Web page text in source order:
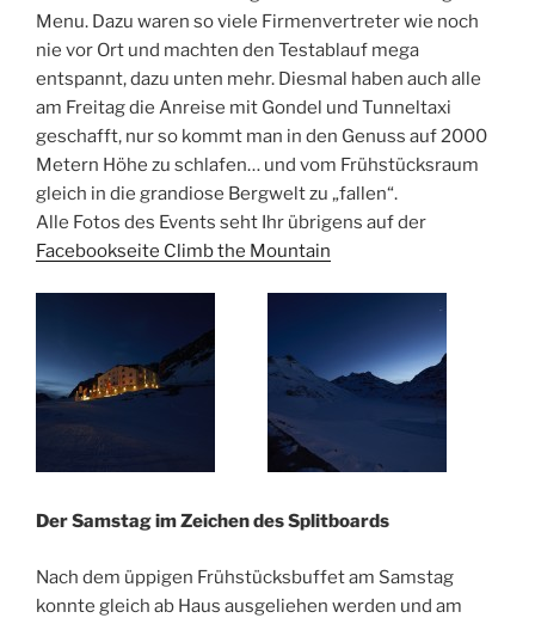
Menu. Dazu waren so viele Firmenvertreter wie noch
nie vor Ort und machten den Testablauf mega
entspannt, dazu unten mehr. Diesmal haben auch alle
am Freitag die Anreise mit Gondel und Tunneltaxi
geschafft, nur so kommt man in den Genuss auf 2000
Metern Höhe zu schlafen… und vom Frühstücksraum
gleich in die grandiose Bergwelt zu „fallen“.
Alle Fotos des Events seht Ihr übrigens auf der
Facebookseite Climb the Mountain
Der Samstag im Zeichen des Splitboards
Nach dem üppigen Frühstücksbuffet am Samstag
konnte gleich ab Haus ausgeliehen werden und am